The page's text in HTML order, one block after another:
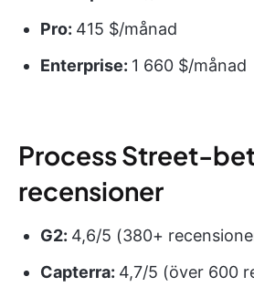
Pro: 415 $/månad
Enterprise: 1 660 $/månad
Process Street-
recensioner
G2: 4,6/5 (380+
Capterra: 4,7/5 (över 600